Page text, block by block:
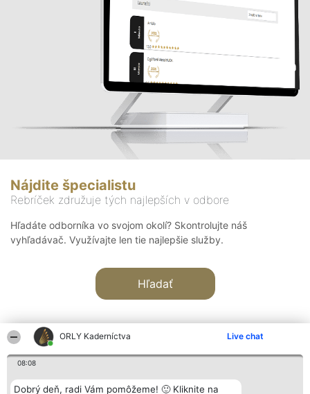
ORLY Kaderníctva Live chat
08:08
Dobrý deň, radi Vám pomôžeme! 🙂 Kliknite na
Nájdite špecialistu
Rebríček združuje tých najlepších v odbore
Hľadáte odborníka vo svojom okolí? Skontrolujte náš
vyhľadávač. Využívajte len tie najlepšie služby.
Hľadať
Organizátor hodnotenia Hodnotenie Kontakt